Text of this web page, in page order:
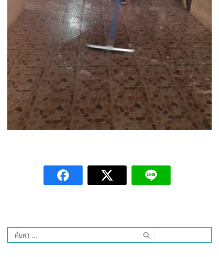
ธุรกิจรถเช่า/รถโดยสารสาธารณะ
กรีนบัสทัวร์
นครน่านทัวร์
ม่วนใจ๋ตี้ขนส่ง
รถโดยสารประจำทาง น่าน – ปัว
สมบัติทัวร์ (ทุ่งช้าง – กรุงเทพฯ)
ธุรกิจสปา/ร้านนวด
ค้นหา
สำหรับ: